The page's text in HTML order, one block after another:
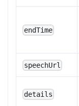
endTime
speechUrl
details